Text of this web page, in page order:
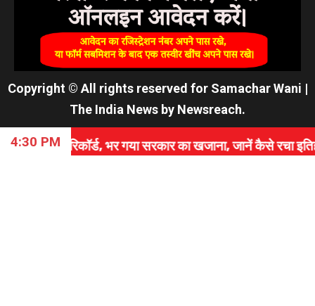
Copyright © All rights reserved for Samachar Wani |
The India News by Newsreach.
4:30 PMभर गया सरकार का खजाना, जानें कैसे रचा इतिहास।